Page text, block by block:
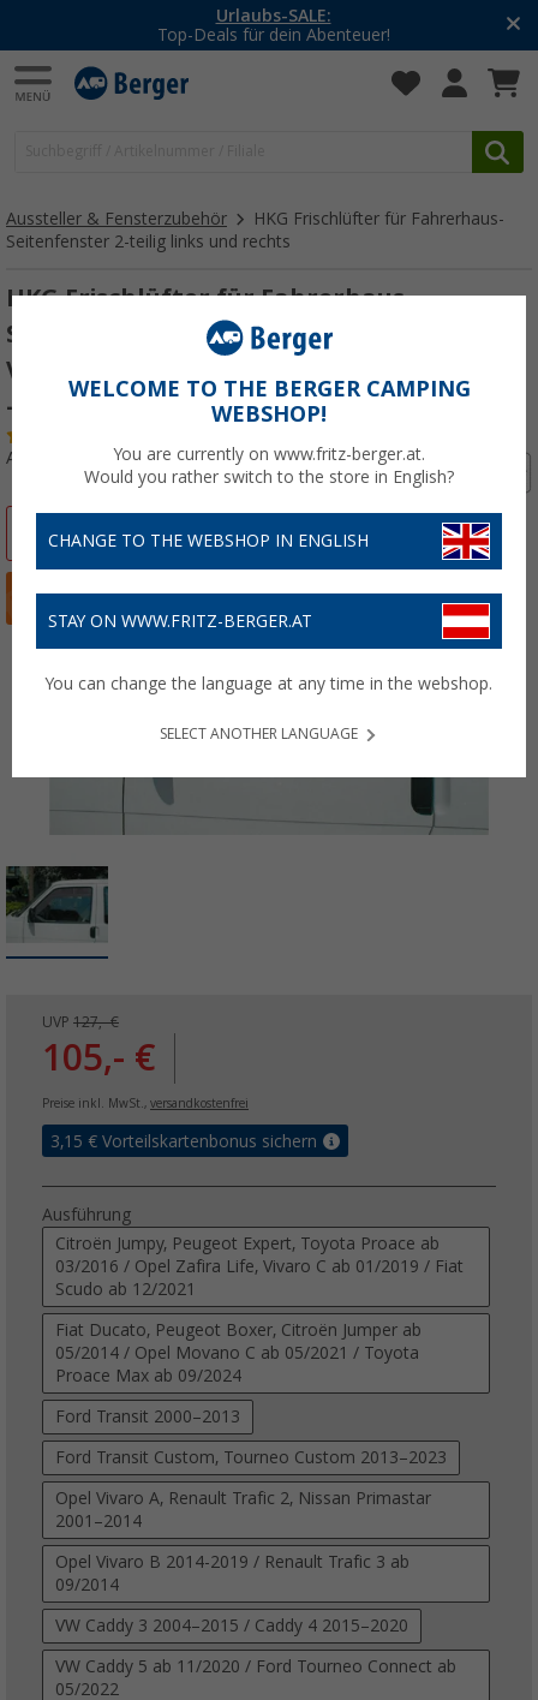
Top-Deals für dein Abenteuer!
Aussteller & Fensterzubehör
HKG Frischlüfter für Fahrerhaus-
Seitenfenster 2-teilig links und rechts
HKG Frischlüfter für Fahrerhaus-
Seitenfenster 2-teilig links und rechts für
VW T5 2003 - 2015 / T6 2015 - 2019 / T6.1 2019
- 2024
Art.-Nr.: 226120
UVP 127,- €
105,- €
Preise inkl. MwSt., versandkostenfrei
3,15 € Vorteilskartenbonus sichern
Ausführung
Citroën Jumpy, Peugeot Expert, Toyota Proace ab
03/2016 / Opel Zafira Life, Vivaro C ab 01/2019 / Fiat
Scudo ab 12/2021
Fiat Ducato, Peugeot Boxer, Citroën Jumper ab
05/2014 / Opel Movano C ab 05/2021 / Toyota
Proace Max ab 09/2024
Ford Transit 2000–2013
Ford Transit Custom, Tourneo Custom 2013–2023
Opel Vivaro A, Renault Trafic 2, Nissan Primastar
2001–2014
Opel Vivaro B 2014-2019 / Renault Trafic 3 ab
09/2014
VW Caddy 3 2004–2015 / Caddy 4 2015–2020
VW Caddy 5 ab 11/2020 / Ford Tourneo Connect ab
05/2022
WELCOME TO THE BERGER CAMPING
WEBSHOP!
You are currently on www.fritz-berger.at.
Would you rather switch to the store in English?
CHANGE TO THE WEBSHOP IN ENGLISH
STAY ON WWW.FRITZ-BERGER.AT
You can change the language at any time in the webshop.
SELECT ANOTHER LANGUAGE